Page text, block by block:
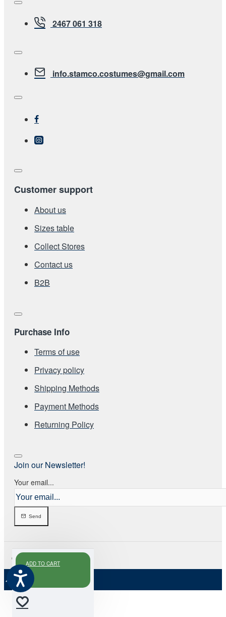
ADD TO CART
2467 061 318
info.stamco.costumes@gmail.com
Customer support
About us
Sizes table
Collect Stores
Contact us
Β2Β
Purchase Info
Terms of use
Privacy policy
Shipping Methods
Payment Methods
Returning Policy
Join our Newsletter!
Your email...
Send